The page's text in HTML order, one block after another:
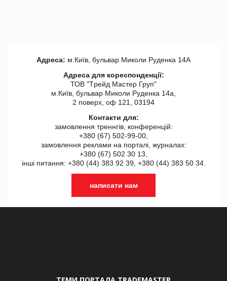
Адреса: м.Київ, бульвар Миколи Руденка 14А
Адреса для кореспонденції:
ТОВ "Tрейд Мастер Груп"
м.Київ, бульвар Миколи Руденка 14а,
2 поверх, оф 121, 03194
Контакти для:
замовлення треннгів, конференцій:
+380 (67) 502-99-00,
замовлення реклами на порталі, журналах:
+380 (67) 502 30 13,
інші питання: +380 (44) 383 92 39, +380 (44) 383 50 34.
написати нам